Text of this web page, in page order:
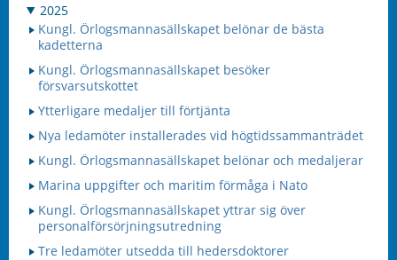
2025
Kungl. Örlogsmannasällskapet belönar de bästa
kadetterna
Kungl. Örlogsmannasällskapet besöker
försvarsutskottet
Ytterligare medaljer till förtjänta
Nya ledamöter installerades vid högtidssammanträdet
Kungl. Örlogsmannasällskapet belönar och medaljerar
Marina uppgifter och maritim förmåga i Nato
Kungl. Örlogsmannasällskapet yttrar sig över
personalförsörjningsutredning
Tre ledamöter utsedda till hedersdoktorer